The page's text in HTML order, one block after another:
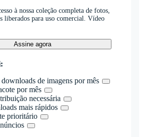
à nossa coleção completa de fotos,
liberados para uso comercial. Vídeo
Assine agora
de imagens por mês
por mês
necessária
mais rápidos
prioritário